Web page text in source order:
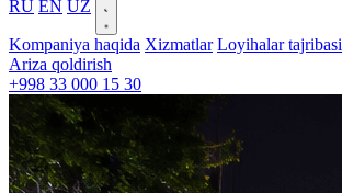
RU EN UZ
Kompaniya haqida Xizmatlar Loyihalar tajribasi
Ariza qoldirish
+998 33 000 15 30